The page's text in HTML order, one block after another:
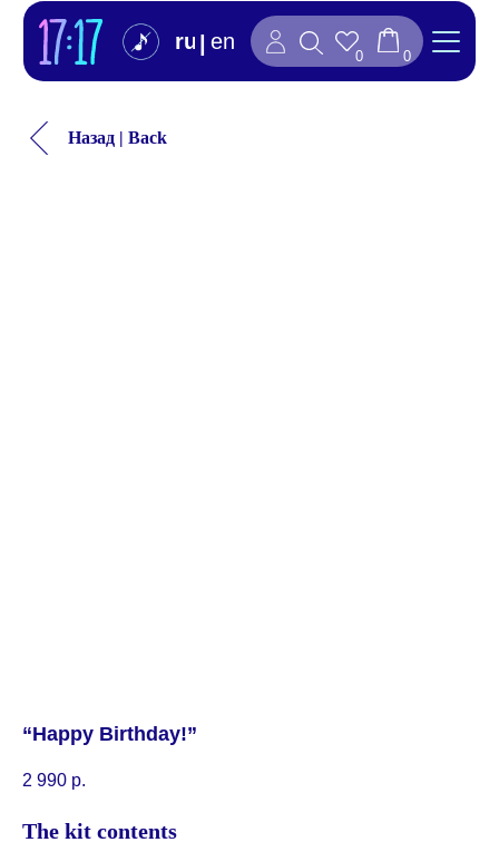
ru|en
Назад | Back
“Happy Birthday!”
2 990 р.
The kit contents